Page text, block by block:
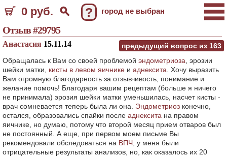
0 руб. ? город не выбран
Отзыв #29795
предыдущий вопрос из 163
Анастасия 15.11.14
Обращалась к Вам со своей проблемой эндометриоза , эрозии
шейки матки, кисты в левом яичнике и аднексита . Хочу выразить
Вам огромную благодарность за отзывчивость, понимание и
желание помочь! Благодаря вашим рецептам (больше я ничего
не принимала) эрозия шейки матки уменьшилась, насчет кисты -
врач сомневается теперь была ли она. Эндометриоз конечно,
остался, образовались спайки после аднексита на правом
яичнике, но думаю, потому что второй месяц прием отваров был
не постоянный. А еще, при первом моем письме Вы
рекомендовали обследоваться на ВПЧ , у меня были
отрицательные результаты анализов, но, как оказалось их 20